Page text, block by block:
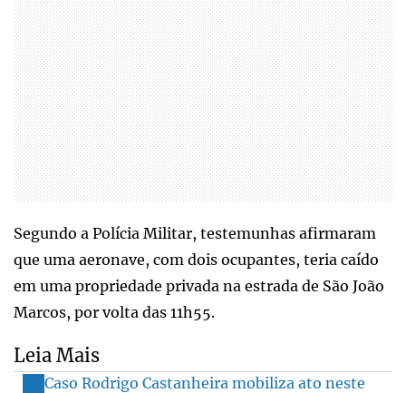
Segundo a Polícia Militar, testemunhas afirmaram
que uma aeronave, com dois ocupantes, teria caído
em uma propriedade privada na estrada de São João
Marcos, por volta das 11h55.
Leia Mais
Caso Rodrigo Castanheira mobiliza ato neste